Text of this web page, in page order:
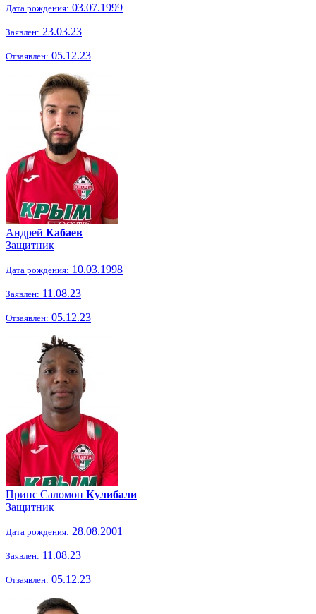
Дата рождения: 03.07.1999
Заявлен: 23.03.23
Отзаявлен: 05.12.23
Андрей Кабаев
Защитник
Дата рождения: 10.03.1998
Заявлен: 11.08.23
Отзаявлен: 05.12.23
Принс Саломон Кулибали
Защитник
Дата рождения: 28.08.2001
Заявлен: 11.08.23
Отзаявлен: 05.12.23